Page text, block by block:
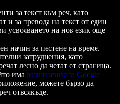
за текст към реч, като
и за превода на текст от един
усвояването на нов език още
начин за пестене на време.
затруднения, като
лесно да четат от страница.
има разширение за Google
можете бързо да
отвсякъде.